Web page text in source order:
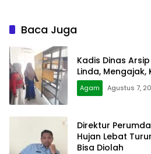
Baca Juga
Kadis Dinas
Linda, Mengajak,
Agam Agustus 7,
Direktur
Hujan Lebat
Bisa Diolah